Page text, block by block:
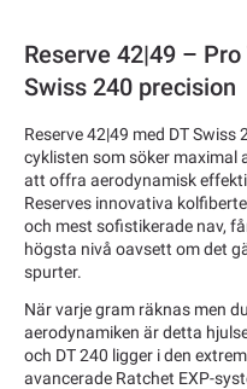
Reserve 42|49 –
Swiss 240 precision
Reserve 42|49 med DT
cyklisten som söker maximal
att offra aerodynamisk
Reserves innovativa
och mest sofistikerade nav,
högsta nivå oavsett om det
spurter.
När varje gram räknas men
aerodynamiken är detta
och DT 240 ligger i den
avancerade Ratchet EXP-